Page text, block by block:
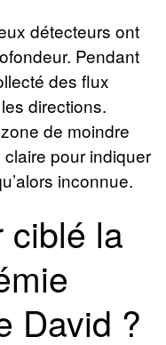
détecteurs ont
Pendant
des flux
directions.
de moindre
pour indiquer
inconnue.
ciblé la
David ?